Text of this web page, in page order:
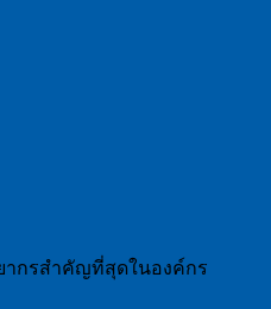
ากรสำคัญที่สุดในองค์กร